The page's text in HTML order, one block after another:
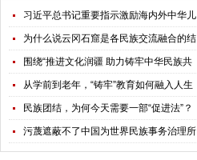
习近平总书记重要指示激励海内外中华儿
女团结奋斗
为什么说云冈石窟是各民族交流融合的结
晶？
围绕“推进文化润疆 助力铸牢中华民族共
同体意识”，全国政协专题调研组赴新疆开
展调研
从学前到老年，“铸牢”教育如何融入人生
每个阶段？
民族团结，为何今天需要一部“促进法”？
污蔑遮蔽不了中国为世界民族事务治理所
贡献的智慧